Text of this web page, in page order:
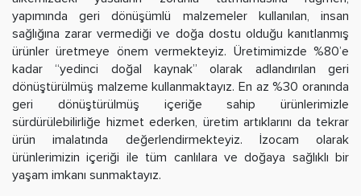
yapımında geri dönüşümlü malzemeler kullanılan, insan
sağlığına zarar vermediği ve doğa dostu olduğu kanıtlanmış
ürünler üretmeye önem vermekteyiz. Üretimimizde %80’e
kadar “yedinci doğal kaynak” olarak adlandırılan geri
dönüştürülmüş malzeme kullanmaktayız. En az %30 oranında
geri dönüştürülmüş içeriğe sahip ürünlerimizle
sürdürülebilirliğe hizmet ederken, üretim artıklarını da tekrar
ürün imalatında değerlendirmekteyiz. İzocam olarak
ürünlerimizin içeriği ile tüm canlılara ve doğaya sağlıklı bir
yaşam imkanı sunmaktayız.